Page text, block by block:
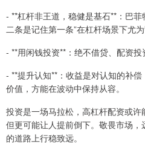
- **杠杆非王道，稳健是基石**：巴
二条是记住第一条”在杠杆场景下尤为
- **用闲钱投资**：绝不借贷、配资投
- **提升认知**：收益是对认知的补
价值，方能在波动中保持从容。
投资是一场马拉松，高杠杆配资或许
但更可能让人提前倒下。敬畏市场
的道路上行稳致远。